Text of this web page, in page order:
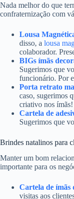
Nada melhor do que
confraternização com
Lousa
disso, a lousa
colaborador.
BIGs ímãs
Sugerimos que
funcionário. Por
Porta retrato
caso, sugerimos
criativo nos ímãs!
Cartela de
Sugerimos que
Brindes natalinos para
Manter um bom
importante para os
Cartela de ímãs
visitas aos